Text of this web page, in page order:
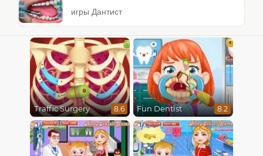
игры Дантист
Traffic Surgery 8.6 Fun Dentist 8.2